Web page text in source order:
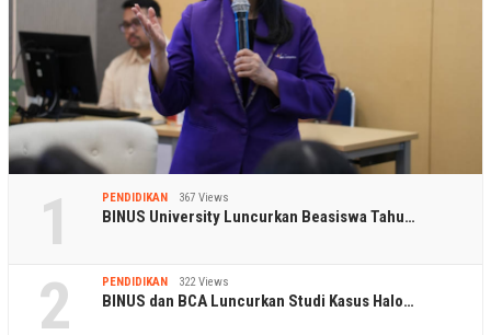
1 PENDIDIKAN 367 Views
BINUS University Luncurkan Beasiswa Tahu…
2 PENDIDIKAN 322 Views
BINUS dan BCA Luncurkan Studi Kasus Halo…